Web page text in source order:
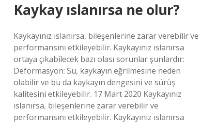
Kaykay ıslanırsa ne olur?
Kaykayınız ıslanırsa, bileşenlerine zarar verebilir ve
performansını etkileyebilir. Kaykayınız ıslanırsa
ortaya çıkabilecek bazı olası sorunlar şunlardır:
Deformasyon: Su, kaykayın eğrilmesine neden
olabilir ve bu da kaykayın dengesini ve sürüş
kalitesini etkileyebilir. 17 Mart 2020 Kaykayınız
ıslanırsa, bileşenlerine zarar verebilir ve
performansını etkileyebilir. Kaykayınız ıslanırsa